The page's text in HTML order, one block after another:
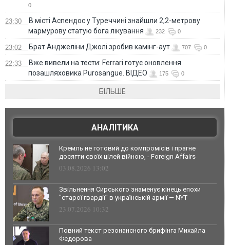
0
23:30
В місті Аспендос у Туреччині знайшли 2,2-метрову
мармурову статую бога лікування
232 0
23:02 Брат Анджеліни Джолі зробив камінг-аут 707 0
22:33
Вже вивели на тести: Ferrari готує оновлення
позашляховика Purosangue. ВІДЕО
175 0
БІЛЬШЕ
АНАЛІТИКА
Кремль не готовий до компромісів і прагне
досягти своїх цілей війною, - Foreign Affairs
03.08.2026 13:02
Звільнення Сирського знаменує кінець епохи
"старої гвардії" в українській армії — NYT
23.07.2026 10:32
Повний текст резонансного брифінга Михайла
Федорова